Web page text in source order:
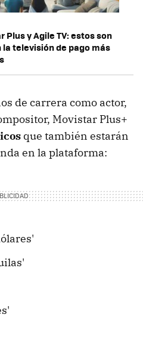
y Agile TV: estos son
televisión de pago más
de carrera como actor,
Movistar Plus+
que también estarán
en la plataforma: